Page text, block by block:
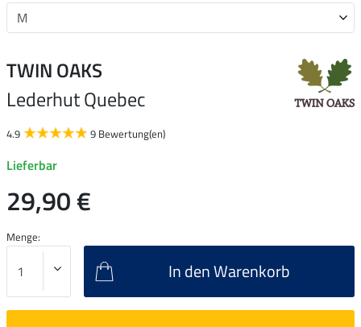
TWIN OAKS
Lederhut Quebec
4.9 9 Bewertung(en)
Lieferbar
29,90 €
Menge:
In den Warenkorb